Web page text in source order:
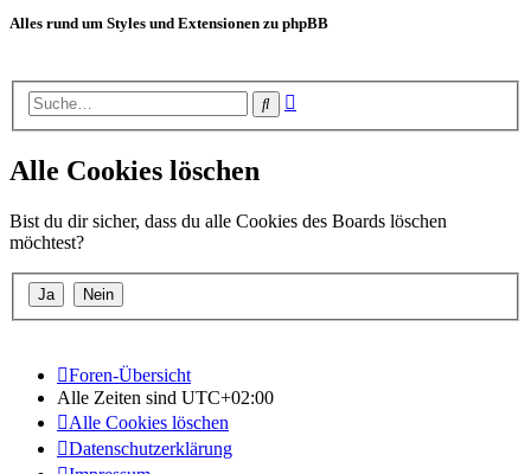
Alles rund um Styles und Extensionen zu phpBB
Suche
Alle Cookies löschen
Bist du dir sicher, dass du alle Cookies des Boards löschen
möchtest?
Foren-Übersicht
Alle Zeiten sind UTC+02:00
Alle Cookies löschen
Datenschutzerklärung